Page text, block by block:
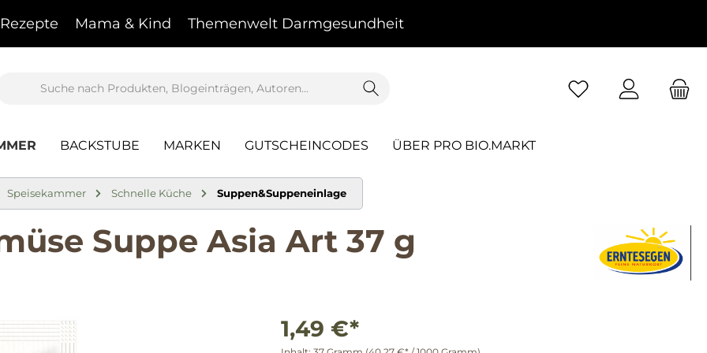
Rezepte Mama & Kind Themenwelt Darmgesundheit
BACKSTUBE MARKEN GUTSCHEINCODES ÜBER PRO BIO.MARKT
Speisekammer Schnelle Küche Suppen&Suppeneinlage
Suppe Asia Art 37 g
1,49 €*